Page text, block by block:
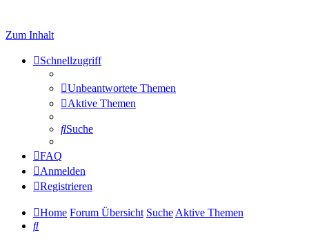
Zum Inhalt
Schnellzugriff
Unbeantwortete Themen
Aktive Themen
Suche
FAQ
Anmelden
Registrieren
Home Forum Übersicht Suche Aktive Themen
Suche